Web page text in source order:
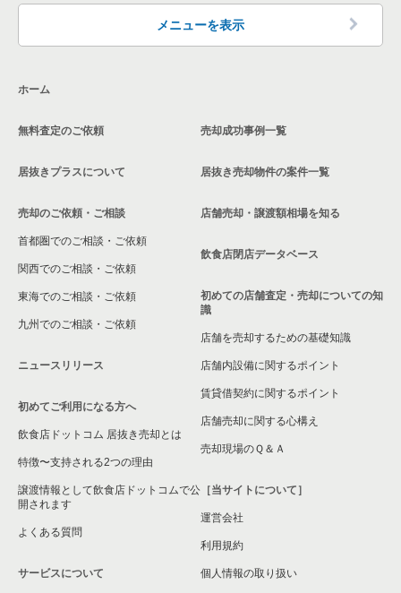
メニューを表示
ホーム
無料査定のご依頼
居抜きプラスについて
売却のご依頼・ご相談
首都圏でのご相談・ご依頼
関西でのご相談・ご依頼
東海でのご相談・ご依頼
九州でのご相談・ご依頼
ニュースリリース
初めてご利用になる方へ
飲食店ドットコム 居抜き売却とは
特徴〜支持される2つの理由
譲渡情報として飲食店ドットコムで公
開されます
よくある質問
サービスについて
売却成功事例一覧
居抜き売却物件の案件一覧
店舗売却・譲渡額相場を知る
飲食店閉店データベース
初めての店舗査定・売却についての知
識
店舗を売却するための基礎知識
店舗内設備に関するポイント
賃貸借契約に関するポイント
店舗売却に関する心構え
売却現場のＱ＆Ａ
［当サイトについて］
運営会社
利用規約
個人情報の取り扱い